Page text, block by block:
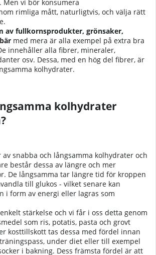
vi bör konsumera
rimliga mått, naturligtvis, och välja rätt
av fullkornsprodukter, grönsaker,
med mera är alla exempel på extra bra
innehåller alla fibrer, mineraler,
osv. Dessa, med en hög del fibrer, är
kolhydrater.
kolhydrater
snabba och långsamma kolhydrater och
består dessa av längre och mer
De långsamma tar längre tid för kroppen
till glukos - vilket senare kan
i form av energi eller lagras som
stärkelse och vi får i oss detta genom
som ris, potatis, pasta och grovt
kosttillskott tas dessa med fördel innan
under diet eller till exempel
i bakning. Dess främsta fördel är att